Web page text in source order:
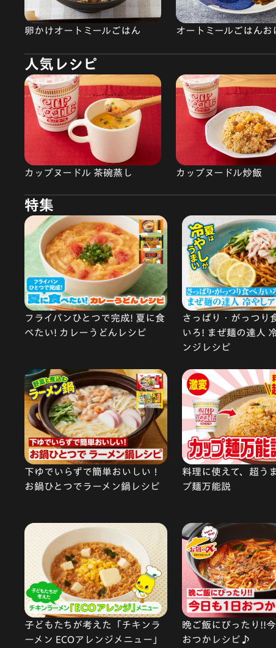
卵かけオートミールごはん オートミールごはんお
人気レシピ
カップヌードル 茶碗蒸し カップヌードル炒飯
特集
フライパンひとつで完成! 夏に食
べたい! カレーうどんレシピ
さっぱり・がっつり
いろ! まぜ麺の達人
ンジレシピ
下ゆでいらずで簡単おいしい！
お鍋ひとつでラーメン鍋レシピ
料理に使えて、超う
プ麺万能説
子どもたちが考えた「チキンラ
ーメン ECOアレンジメニュー」
晩ご飯にぴったり!!
おつかレシピ♪